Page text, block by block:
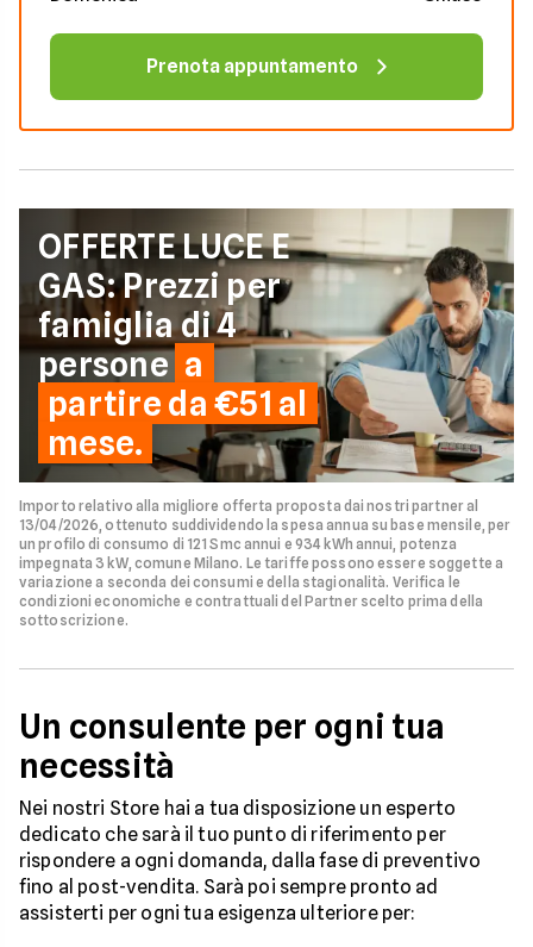
Prenota appuntamento
OFFERTE LUCE E
GAS: Prezzi per
famiglia di 4
persone a
partire da €51 al
mese.
Importo relativo alla migliore offerta proposta dai nostri partner al
13/04/2026, ottenuto suddividendo la spesa annua su base mensile, per
un profilo di consumo di 121 Smc annui e 934 kWh annui, potenza
impegnata 3 kW, comune Milano. Le tariffe possono essere soggette a
variazione a seconda dei consumi e della stagionalità. Verifica le
condizioni economiche e contrattuali del Partner scelto prima della
sottoscrizione.
Un consulente per ogni tua
necessità
Nei nostri Store hai a tua disposizione un esperto
dedicato che sarà il tuo punto di riferimento per
rispondere a ogni domanda, dalla fase di preventivo
fino al post-vendita. Sarà poi sempre pronto ad
assisterti per ogni tua esigenza ulteriore per: